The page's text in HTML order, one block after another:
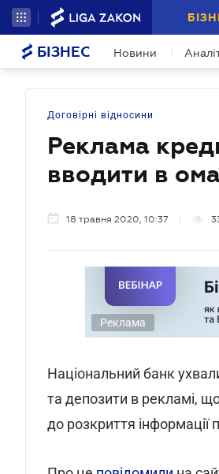
БІЗНЕС Новини
Договірні відносини
Реклама
вводити в
18 травня 2020, 10:37
Реклама
Національний банк
та депозити в рекламі,
до розкриття інформації